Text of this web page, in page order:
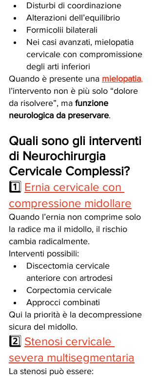
Disturbi di coordinazione
Alterazioni dell’equilibrio
Formicolii bilaterali
Nei casi avanzati, mielopatia
cervicale con compromissione
degli arti inferiori
Quando è presente una mielopatia,
l’intervento non è più solo “dolore
da risolvere”, ma funzione
neurologica da preservare.
Quali sono gli interventi
di Neurochirurgia
Cervicale Complessi?
1️⃣ Ernia cervicale con
compressione midollare
Quando l’ernia non comprime solo
la radice ma il midollo, il rischio
cambia radicalmente.
Interventi possibili:
Discectomia cervicale
anteriore con artrodesi
Corpectomia cervicale
Approcci combinati
Qui la priorità è la decompressione
sicura del midollo.
2️⃣ Stenosi cervicale
severa multisegmentaria
La stenosi può essere: